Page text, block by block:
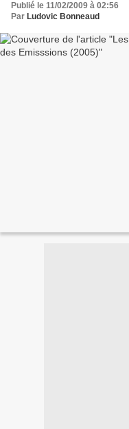
Publié le 11/02/2009 à 02:56
Par Ludovic Bonneaud